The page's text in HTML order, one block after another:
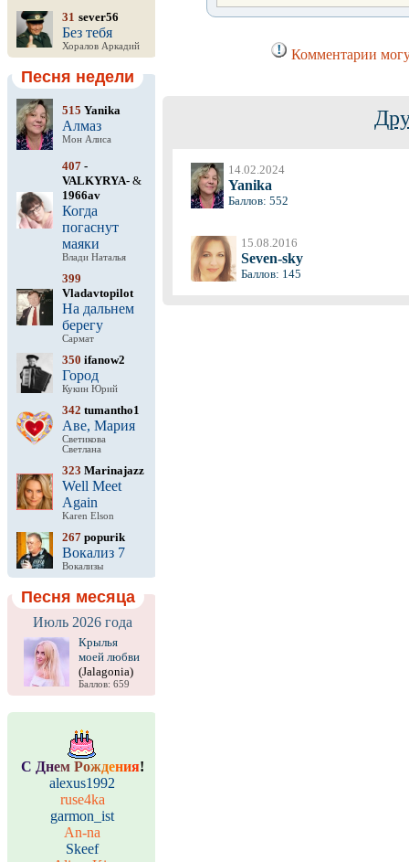
31 sever56
Без тебя
Хоралов Аркадий
Песня недели
515 Yanika
Алмаз
Мон Алиса
407 -
VALKYRYA- &
1966av
Когда
погаснут
маяки
Влади Наталья
399
Vladavtopilot
На дальнем
берегу
Сармат
350 ifanow2
Город
Кукин Юрий
342 tumantho1
Аве, Мария
Светикова
Светлана
323 Marinajazz
Well Meet
Again
Karen Elson
267 popurik
Вокализ 7
Вокализы
Песня месяца
Июль 2026 года
Крылья
моей любви
(Jalagonia)
Баллов: 659
С Днем Рождения!
alexus1992
ruse4ka
garmon_ist
An-na
Skeef
Комментарии
14.02.2024
Yanika
Баллов: 552
15.08.2016
Seven-sky
Баллов: 145